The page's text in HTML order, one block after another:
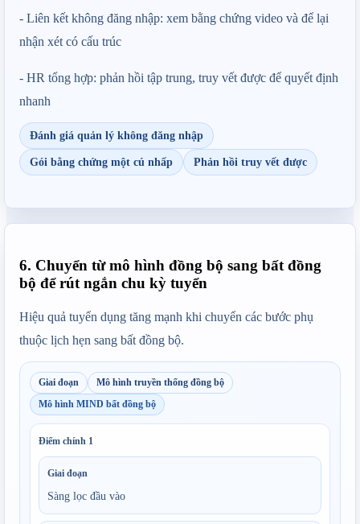
- Liên kết không đăng nhập: xem bằng chứng video và để lại
nhận xét có cấu trúc
- HR tổng hợp: phản hồi tập trung, truy vết được để quyết định
nhanh
Đánh giá quản lý không đăng nhập
Gói bằng chứng một cú nhấp Phản hồi truy vết được
6. Chuyển từ mô hình đồng bộ sang bất đồng
bộ để rút ngắn chu kỳ tuyển
Hiệu quả tuyển dụng tăng mạnh khi chuyển các bước phụ
thuộc lịch hẹn sang bất đồng bộ.
Giai đoạn
Mô hình truyền thống đồng bộ
Mô hình MIND bất đồng bộ
Điểm chính 1
Giai đoạn
Sàng lọc đầu vào